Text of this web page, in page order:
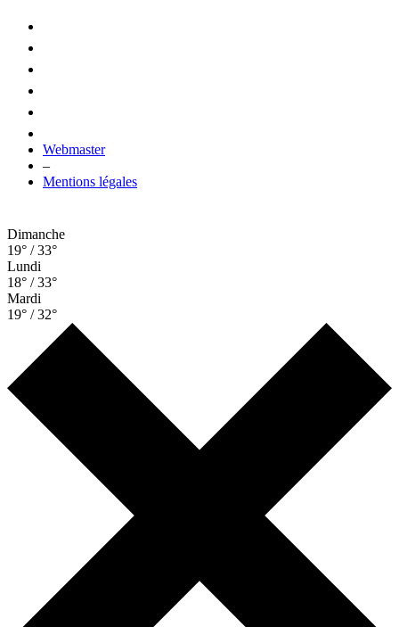
Webmaster
–
Mentions légales
Dimanche
19° / 33°
Lundi
18° / 33°
Mardi
19° / 32°